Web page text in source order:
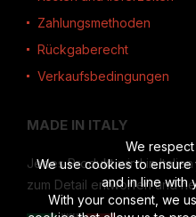
Zahlungsmethoden
Rückgaberecht
Verkaufsbedingungen
MADE IN ITALY
Jedes Produkt wird in
zum Detail entworfen und
We
We use cookies to
and in line with
With your consent, we